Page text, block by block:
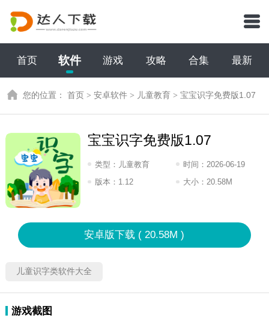
首页 软件 游戏 攻略 合集 最新
您的位置：首页 >安卓软件 > 儿童教育 >宝宝识字免费版1.07
宝宝识字免费版1.07
类型： 儿童教育 时间： 2026-06-19
11:2026
版本： 1.12 大小： 20.58M
安卓版下载 ( 20.58M )
儿童识字类软件大全
游戏截图